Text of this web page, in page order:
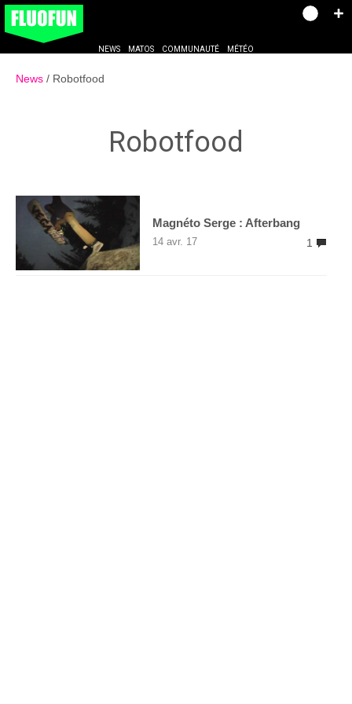
NEWS MATOS COMMUNAUTÉ MÉTÉO
News Robotfood
Robotfood
Magnéto Serge : Afterbang
1
14 avr. 17